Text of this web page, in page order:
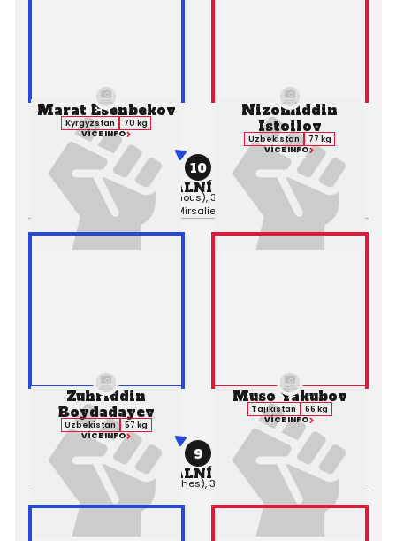
Marat Esenbekov
Kyrgyzstan
70 kg
VÍCE INFO
10
PROFESIONÁLNÍ ZÁPAS MMA
Výsledek: Decision (Unanimous), 3. kolo 5:00, Rozhodčí:Davud
Mirsaliev
Nizomiddin
Istoilov
Uzbekistan
77 kg
VÍCE INFO
Zuhriddin
Boydadayev
Uzbekistan
57 kg
VÍCE INFO
9
PROFESIONÁLNÍ ZÁPAS MMA
Výsledek: TKO (Punches), 3. kolo 3:42, Rozhodčí:
Muso Yakubov
Tajikistan
66 kg
VÍCE INFO